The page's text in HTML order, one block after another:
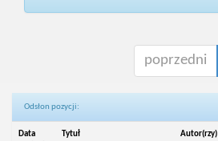
poprzedni
Odsłon pozycji:
Data
Tytuł Autor(rzy)